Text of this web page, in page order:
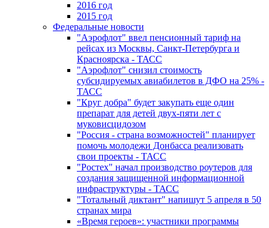
2016 год
2015 год
Федеральные новости
"Аэрофлот" ввел пенсионный тариф на
рейсах из Москвы, Санкт-Петербурга и
Красноярска - ТАСС
"Аэрофлот" снизил стоимость
субсидируемых авиабилетов в ДФО на 25% -
ТАСС
"Круг добра" будет закупать еще один
препарат для детей двух-пяти лет с
муковисцидозом
"Россия - страна возможностей" планирует
помочь молодежи Донбасса реализовать
свои проекты - ТАСС
"Ростех" начал производство роутеров для
создания защищенной информационной
инфраструктуры - ТАСС
"Тотальный диктант" напишут 5 апреля в 50
странах мира
«Время героев»: участники программы